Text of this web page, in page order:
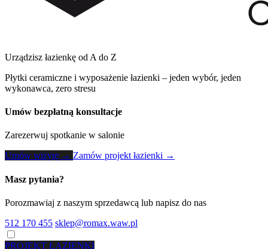
Urządzisz łazienkę od A do Z
Płytki ceramiczne i wyposażenie łazienki – jeden wybór, jeden
wykonawca, zero stresu
Umów bezpłatną konsultacje
Zarezerwuj spotkanie w salonie
Umów wizytę → Zamów projekt łazienki →
Masz pytania?
Porozmawiaj z naszym sprzedawcą lub napisz do nas
512 170 455 sklep@romax.waw.pl
PROJEKT ŁAZIENKI